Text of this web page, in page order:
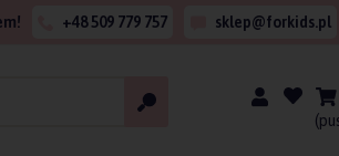
+48 509 779 757 sklep@forkids.pl